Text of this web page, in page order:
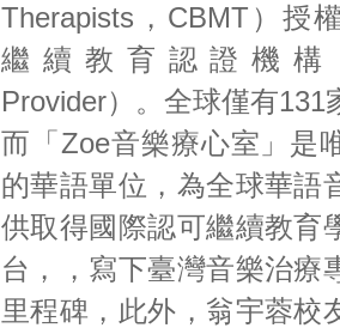
Therapists，CBMT）授
繼續教育認證機構
Provider）。全球僅有131
而「Zoe音樂療心室」是
的華語單位，為全球華語
供取得國際認可繼續教育
台，，寫下臺灣音樂治療
里程碑，此外，翁宇蓉校